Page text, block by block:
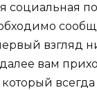
социальная
взгляд
вам